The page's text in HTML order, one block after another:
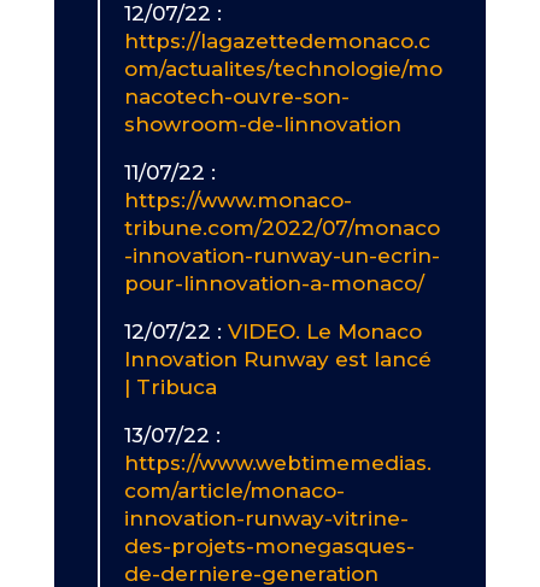
12/07/22 :
https://lagazettedemonaco.c
om/actualites/technologie/mo
nacotech-ouvre-son-
showroom-de-linnovation
11/07/22 :
https://www.monaco-
tribune.com/2022/07/monaco
-innovation-runway-un-ecrin-
pour-linnovation-a-monaco/
12/07/22 : VIDEO. Le Monaco
Innovation Runway est lancé
| Tribuca
13/07/22 :
https://www.webtimemedias.
com/article/monaco-
innovation-runway-vitrine-
des-projets-monegasques-
de-derniere-generation